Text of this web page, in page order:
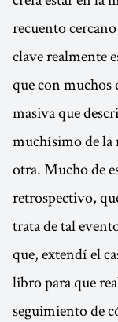
recuento
clave realmente
que con muchos
masiva que
muchísimo de la
otra. Mucho de
retrospectivo,
trata de tal
que, extendí el
libro para que
seguimiento de